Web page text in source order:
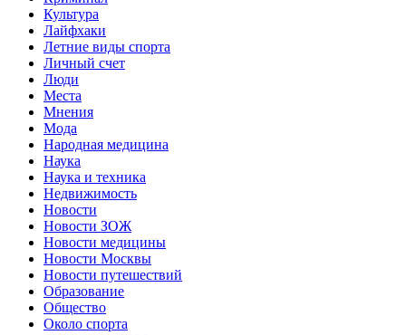
Культура
Лайфхаки
Летние виды спорта
Личный счет
Люди
Места
Мнения
Мода
Народная медицина
Наука
Наука и техника
Недвижимость
Новости
Новости ЗОЖ
Новости медицины
Новости Москвы
Новости путешествий
Образование
Общество
Около спорта